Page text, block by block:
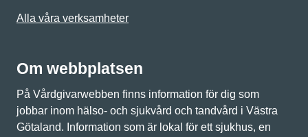
Alla våra verksamheter
Om webbplatsen
På Vårdgivarwebben finns information för dig som
jobbar inom hälso- och sjukvård och tandvård i Västra
Götaland. Information som är lokal för ett sjukhus, en